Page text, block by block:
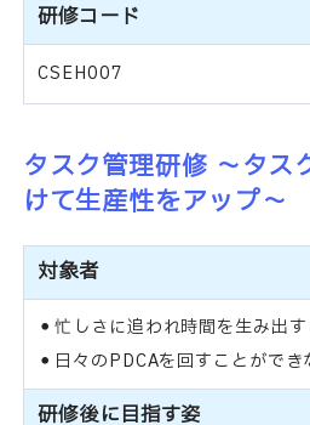
研修コード
CSEH007
タスク管理研修 ～タス
けて生産性をアップ～
対象者
忙しさに追われ時間を生み出
日々のPDCAを回すことができ
研修後に目指す姿